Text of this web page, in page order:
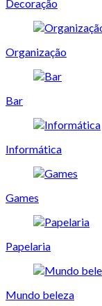
Decoração
Organização
Bar
Informática
Games
Papelaria
Mundo beleza